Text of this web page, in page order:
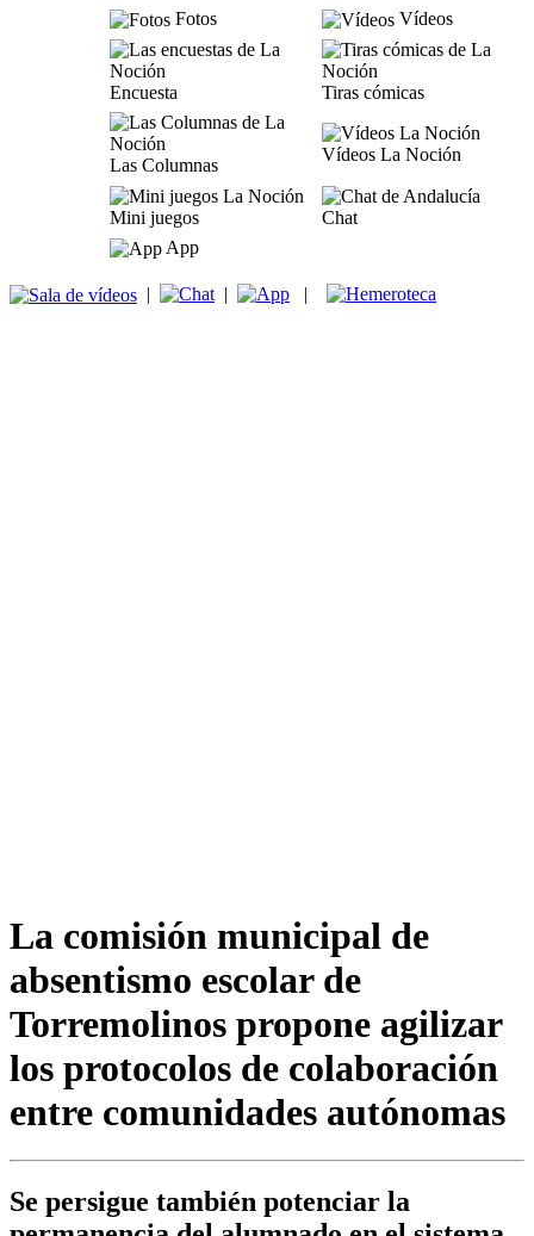
Fotos
Vídeos
Encuesta Tiras cómicas
Las Columnas
Vídeos La Noción
Mini juegos
Chat
App
| | |
La comisión municipal de
absentismo escolar de
Torremolinos propone agilizar
los protocolos de colaboración
entre comunidades autónomas
Se persigue también potenciar la